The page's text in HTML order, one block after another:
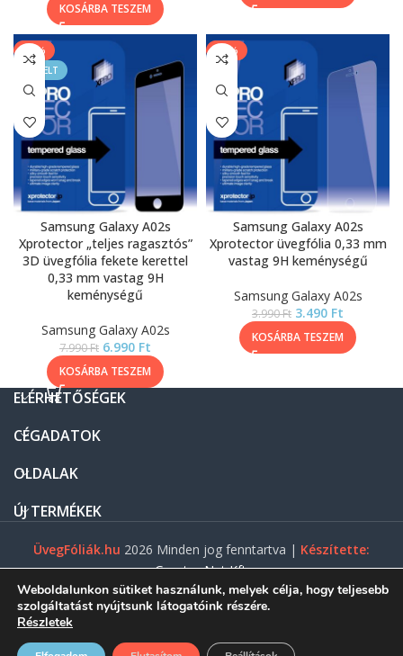
KOSÁRBA TESZEM
-13%
KIEMELT
Samsung Galaxy A02s
Xprotector „teljes ragasztós”
3D üvegfólia fekete kerettel
0,33 mm vastag 9H
keménységű
Samsung Galaxy A02s
7.990Ft 6.990 Ft
KOSÁRBA TESZEM
-13%
Samsung Galaxy A02s
Xprotector üvegfólia 0,33 mm
vastag 9H keménységű
Samsung Galaxy A02s
3.990Ft 3.490 Ft
KOSÁRBA TESZEM
ELÉRHETŐSÉGEK
CÉGADATOK
OLDALAK
ÚJ TERMÉKEK
ÜvegFóliák.hu 2026 Minden jog fenntartva | Készítette:
Gasztro Net Kft.
Weboldalunkon sütiket használunk, melyek célja, hogy teljesebb
szolgáltatást nyújtsunk látogatóink részére.
Részletek